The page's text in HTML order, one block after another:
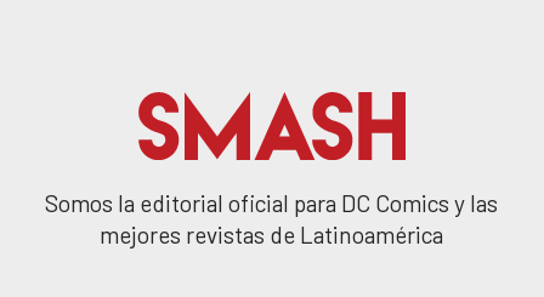
Somos la editorial oficial para DC Comics y las
mejores revistas de Latinoamérica